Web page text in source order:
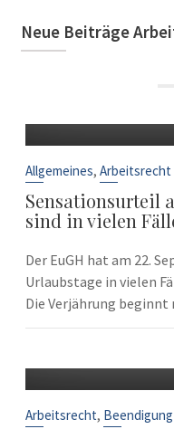
Neue Beiträge
Allgemeines, Arbeitsrecht
Sensationsurteil
sind in vielen
Der EuGH hat am 22.
Urlaubstage in vielen
Die Verjährung beginnt
Arbeitsrecht,